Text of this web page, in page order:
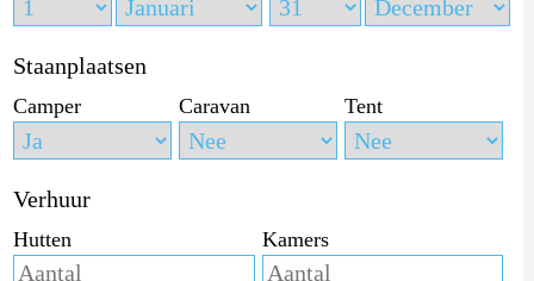
Staanplaatsen
Camper Caravan Tent
Verhuur
Hutten Kamers